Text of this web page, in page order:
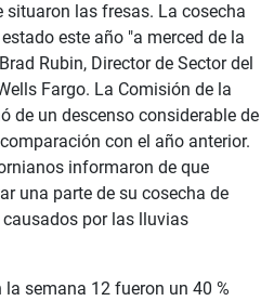
situaron las fresas. La cosecha
este año "a merced de la
Rubin, Director de Sector del
Fargo. La Comisión de la
de un descenso considerable de
con el año anterior.
informaron de que
una parte de su cosecha de
por las lluvias
semana 12 fueron un 40 %